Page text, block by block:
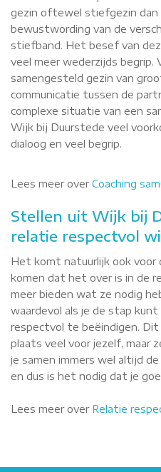
gezin oftewel stiefgezin
bewustwording van de
stiefband. Het besef van
veel meer wederzijds begrip.
samengesteld gezin van
communicatie tussen de
complexe situatie van een
Wijk bij Duurstede veel
dialoog en veel begrip.
Lees meer overCoaching
Stellen uit Wijk bij
relatie respectvol
Het komt natuurlijk ook
komen dat het over is in de
meer bieden wat ze nodig
waardevol als je de stap
respectvol te beëindigen.
plaats veel voor jezelf, maar
je samen immers wel altijd
en dus is het nodig dat je
Lees meer over Relatie